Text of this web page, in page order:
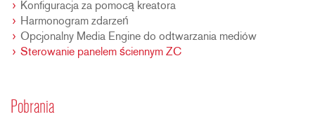
Konfiguracja za pomocą kreatora
Harmonogram zdarzeń
Opcjonalny Media Engine do odtwarzania mediów
Sterowanie panelem ściennym ZC
Pobrania